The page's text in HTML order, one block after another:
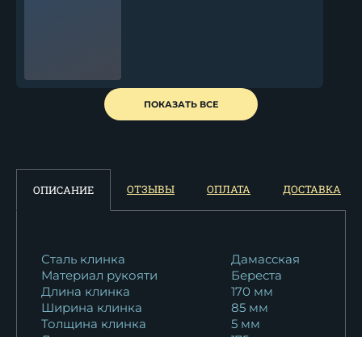
Тяпка малая сталь дамаск с
никелем...
Тяпка Малая Elmax рукоять
рог лося...
Тяпка Малая
цельнометаллическая
95Х18...
18 458
ПОКАЗАТЬ ВСЕ
ОПИСАНИЕ ОТЗЫВЫ ОПЛАТА ДОСТАВКА
Сталь клинка
Дамасская
Материал рукояти
Береста
Длина клинка
170 мм
Ширина клинка
85 мм
Толщина клинка
5 мм